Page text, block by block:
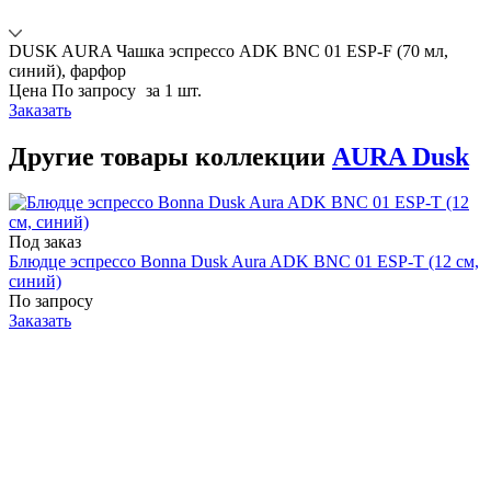
DUSK AURA Чашка эспрессо ADK BNC 01 ESP-F (70 мл,
синий), фарфор
Цена По запросу за 1 шт.
Заказать
Другие товары коллекции AURA Dusk
Под заказ
Блюдце эспрессо Bonna Dusk Aura ADK BNC 01 ESP-T (12 см,
синий)
По запросу
Заказать